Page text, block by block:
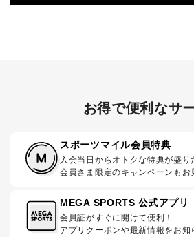
お得で便利なサ
スポーツマイル会員特典
入会当日からオトクな特典が盛り
会員さま限定のキャンペーンもお
MEGA SPORTS 公式アプリ
会員証がすぐに開けて便利！
アプリクーポンや最新情報をお知